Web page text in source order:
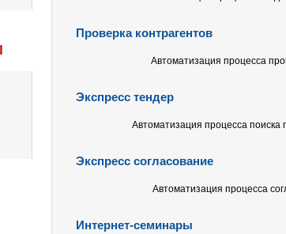
Проверка контрагентов
Автоматизация процесса
Экспресс тендер
Автоматизация процесса поиска
Экспресс согласование
Автоматизация процесса
Интернет-семинары